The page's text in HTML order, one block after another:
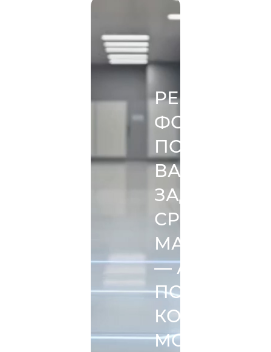
РЕШЕНИЕ
ПОД
ВАШИ
ЗАДАЧИ,
СРЕДУ И
МАСШТАБ
— А НЕ
ПОД
МОДЕЛЬ